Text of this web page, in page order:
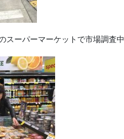
スーパーマーケットで市場調査中